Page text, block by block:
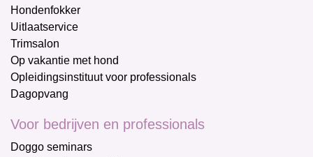
Hondenfokker
Uitlaatservice
Trimsalon
Op vakantie met hond
Opleidingsinstituut voor professionals
Dagopvang
Voor bedrijven en professionals
Doggo seminars